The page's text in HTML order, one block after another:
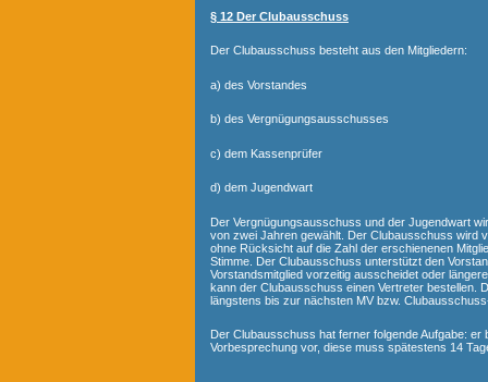
§ 12 Der Clubausschuss
Der Clubausschuss besteht aus den Mitgliedern:
a) des Vorstandes
b) des Vergnügungsausschusses
c) dem Kassenprüfer
d) dem Jugendwart
Der Vergnügungsausschuss und der Jugendwart
von zwei Jahren gewählt. Der Clubausschuss wird
ohne Rücksicht auf die Zahl der erschienenen
Stimme. Der Clubausschuss unterstützt den
Vorstandsmitglied vorzeitig ausscheidet oder
kann der Clubausschuss einen Vertreter bestellen.
längstens bis zur nächsten MV bzw.
Der Clubausschuss hat ferner folgende Aufgabe:
Vorbesprechung vor, diese muss spätestens 14